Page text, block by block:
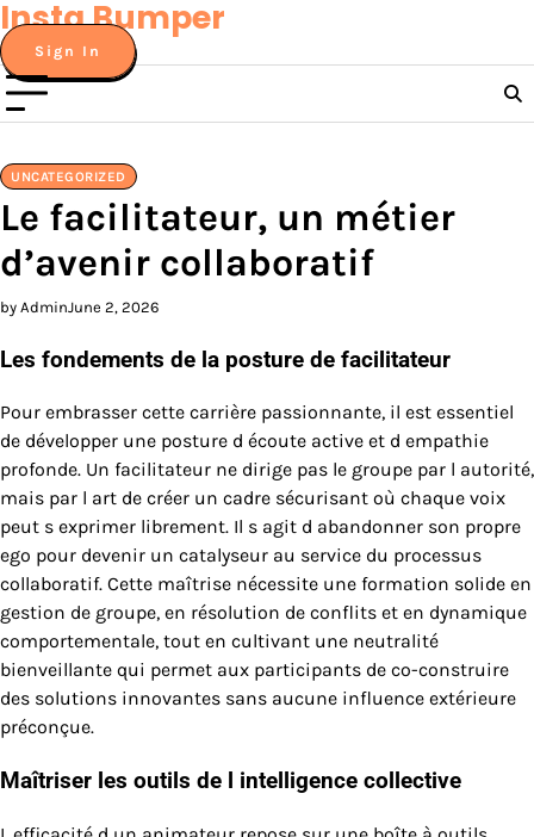
Skip
to
content
Insta Bumper
Sign In
UNCATEGORIZED
Le facilitateur, un métier
d’avenir collaboratif
by AdminJune 2, 2026
Les fondements de la posture de facilitateur
Pour embrasser cette carrière passionnante, il est essentiel
de développer une posture d écoute active et d empathie
profonde. Un facilitateur ne dirige pas le groupe par l autorité,
mais par l art de créer un cadre sécurisant où chaque voix
peut s exprimer librement. Il s agit d abandonner son propre
ego pour devenir un catalyseur au service du processus
collaboratif. Cette maîtrise nécessite une formation solide en
gestion de groupe, en résolution de conflits et en dynamique
comportementale, tout en cultivant une neutralité
bienveillante qui permet aux participants de co-construire
des solutions innovantes sans aucune influence extérieure
préconçue.
Maîtriser les outils de l intelligence collective